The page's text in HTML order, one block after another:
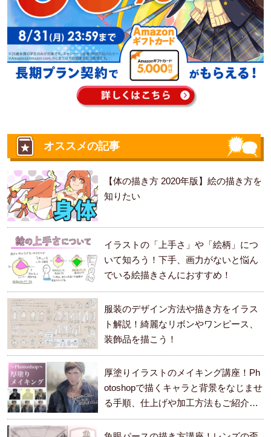
オススメの記事
【体の描き方 2020年版】絵の描き方を
知りたい
イラストの「上手さ」や「絵柄」につ
いて知ろう！下手、画力がないと悩ん
でいる絵描きさんにおすすめ！
服装のデザイン方法や描き方をイラス
ト解説！綺麗なリボンやワンピース、
装飾品を描こう！
厚塗りイラストのメイキング講座！Ph
otoshopで描くキャラと背景をなじませ
る手順、仕上げや加工方法もご紹介し
ます。